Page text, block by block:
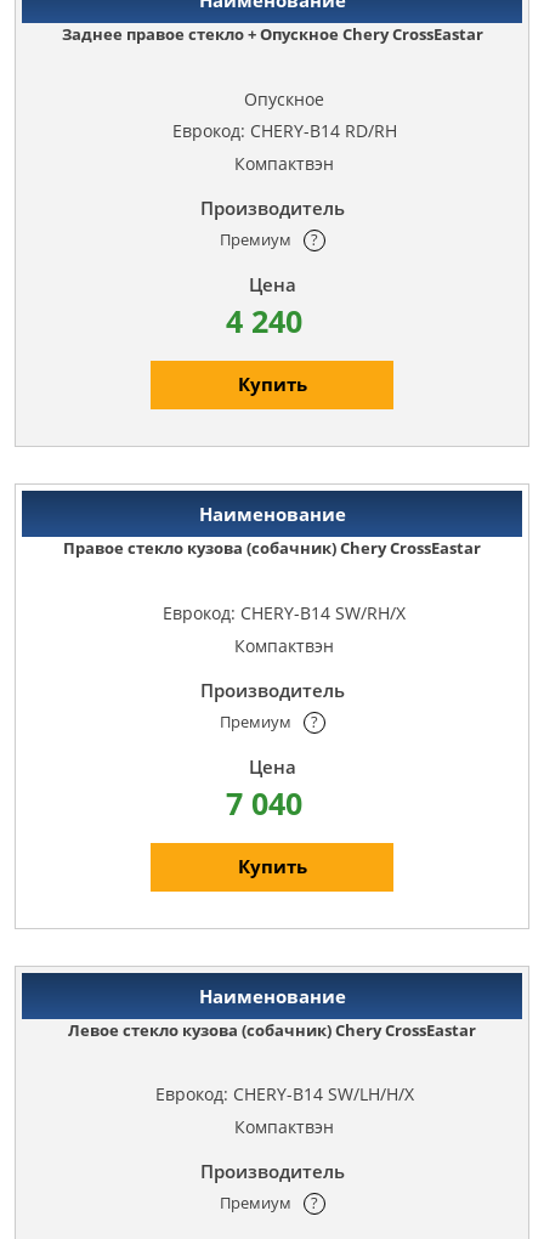
Заднее правое стекло + Опускное Chery CrossEastar
Опускное
Еврокод: CHERY-B14 RD/RH
Компактвэн
Премиум ?
4 240
Купить
Правое стекло кузова (собачник) Chery CrossEastar
Еврокод: CHERY-B14 SW/RH/X
Компактвэн
Премиум ?
7 040
Купить
Левое стекло кузова (собачник) Chery CrossEastar
Еврокод: CHERY-B14 SW/LH/H/X
Компактвэн
Премиум ?